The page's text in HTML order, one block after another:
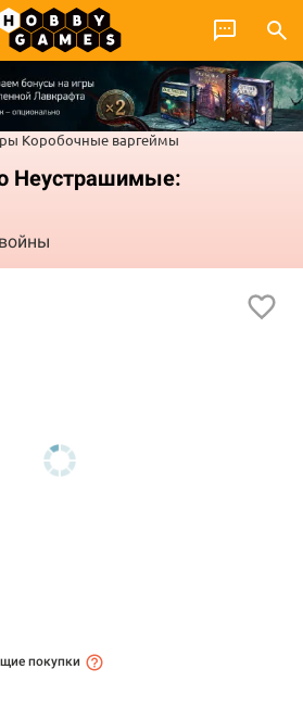
Коробочные варгеймы
Неустрашимые:
покупки